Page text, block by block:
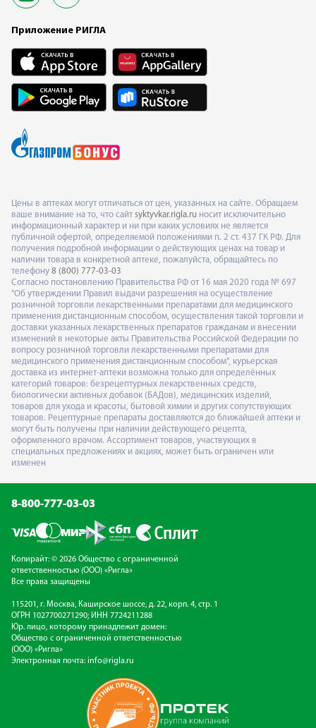
Приложение РИГЛА
Цены в аптеках могут отличаться от цен, указанных на сайте. Обращаем
ваше внимание на то, что сайт syktyvkar.rigla.ru носит исключительно
информационный характер и ни при каких условиях не является
публичной офертой, определяемой положениями п. 2 ст. 437 ГК РФ. Для
получения подробной информации о действующих ценах на товар и
наличии товара в конкретной аптеке, пожалуйста, обращайтесь по
телефону 8 (800) 777-03-03
Согласно постановлению Правительства РФ от 16 мая 2020 года № 697
"Об утверждении Правил выдачи разрешения на осуществление
розничной торговли лекарственными препаратами для медицинского
применения дистанционным способом, осуществления такой торговли и
доставки указанных лекарственных препаратов гражданам и внесении
изменений в некоторые акты Правительства Российской Федерации по
вопросу розничной торговли лекарственными препаратами для
медицинского применения дистанционным способом", курьерская
доставка из интернет-аптеки возможна только для определённых
категорий товаров: безрецептурных лекарственных средств,
биологически активных добавок (БАДов), медицинских изделий,
товаров для ухода и красоты, бытовой химии и других сопутствующих
товаров. Рецептурные препараты доставляются до ближайшей аптеки и
могут быть получены при наличии действующего рецепта,
оформленного врачом. Ассортимент товаров, участвующих в
специальных предложениях и акциях, может быть ограничен или
изменен
8-800-777-03-03
Копирайт: © 2026 Общество с ограниченной
ответственностью (ООО) «Ригла»
Все права защищены
115201, г. Москва, Каширское шоссе, д. 22, корп. 4, стр. 1
ОГРН 1027700271290; ИНН 7724211288
Юр. лицо, которому принадлежит домен:
Общество с ограниченной ответственностью
(ООО) «Ригла»
Электронная почта: info@rigla.ru